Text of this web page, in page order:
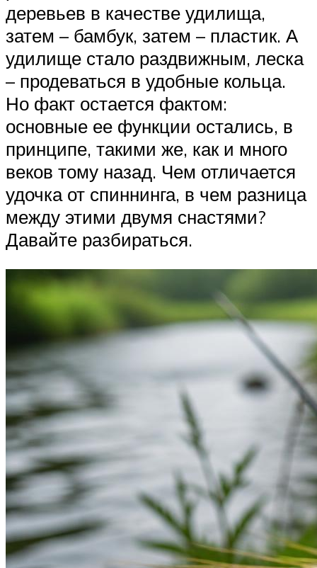
деревьев в качестве удилища,
затем – бамбук, затем – пластик. А
удилище стало раздвижным, леска
– продеваться в удобные кольца.
Но факт остается фактом:
основные ее функции остались, в
принципе, такими же, как и много
веков тому назад. Чем отличается
удочка от спиннинга, в чем разница
между этими двумя снастями?
Давайте разбираться.